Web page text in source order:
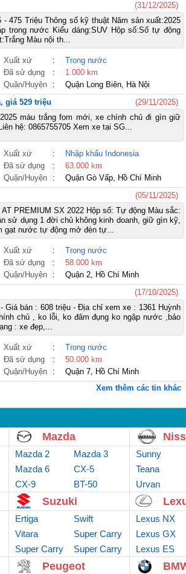
(31/12/2025)
- 475 Triệu Thông số kỹ thuật Năm sản xuất:2025
trong nước Kiểu dáng:SUV Hộp số:Số tự động
Màu nội th...
Xuất xứ :
Trong nước
Đã sử dụng :
1.000 km
Quận/Huyện : Quận Long Biên, Hà Nội
giá 529 triệu
(29/11/2025)
màu trắng fom mới, xe chính chủ đi gìn giữ
hệ: 0865755705 Xem xe tại SG...
Xuất xứ :
Nhập khẩu Indonesia
Đã sử dụng :
63.000 km
Quận/Huyện : Quận Gò Vấp, Hồ Chí Minh
(05/11/2025)
PREMIUM SX 2022 Hộp số: Tự động Màu sắc:
sử dụng 1 đời chủ không kinh doanh, giữ gìn kỹ,
gạt nước tự động mở đèn tự...
Xuất xứ :
Trong nước
Đã sử dụng :
58.000 km
Quận/Huyện : Quận 2, Hồ Chí Minh
(17/10/2025)
Giá bán : 608 triệu - Địa chỉ xem xe : 1361 Huỳnh
chủ , ko lỗi, ko đâm đụng ko ngập nước ,bảo
: xe đẹp,...
Xuất xứ :
Trong nước
Đã sử dụng :
50.000 km
Quận/Huyện : Quận 7, Hồ Chí Minh
Xem thêm các tin khác
Mazda
Mazda 2
Mazda 3
Mazda 6
CX-5
CX-9
BT-50
Sunny
Teana
Urvan
Suzuki
Ertiga
Swift
Vitara
Super Carry
Van
Super Carry
truck
Super Carry
Pro
Lexus NX
Lexus GX
Lexus ES
Peugeot